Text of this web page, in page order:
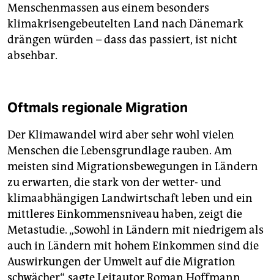
Menschenmassen aus einem besonders
klimakrisengebeutelten Land nach Dänemark
drängen würden – dass das passiert, ist nicht
absehbar.
Oftmals regionale Migration
Der Klimawandel wird aber sehr wohl vielen
Menschen die Lebensgrundlage rauben. Am
meisten sind Migrationsbewegungen in Ländern
zu erwarten, die stark von der wetter- und
klimaabhängigen Landwirtschaft leben und ein
mittleres Einkommensniveau haben, zeigt die
Metastudie. „Sowohl in Ländern mit niedrigem als
auch in Ländern mit hohem Einkommen sind die
Auswirkungen der Umwelt auf die Migration
schwächer“, sagte Leitautor Roman Hoffmann,